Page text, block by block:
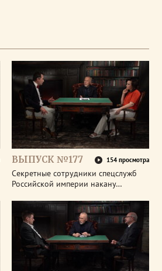
ВЫПУСК №177 154 просмотра
Секретные сотрудники спецслужб
Российской империи накану…